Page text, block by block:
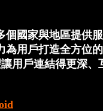
國家與地區提供
用戶打造全方位
用戶連結得更深